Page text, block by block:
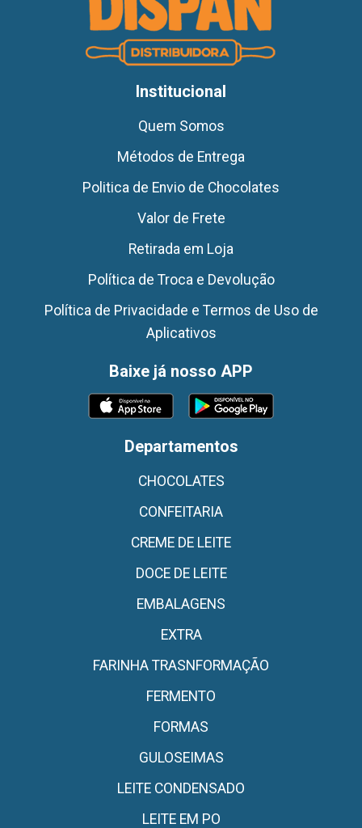
Institucional
Quem Somos
Métodos de Entrega
Politica de Envio de Chocolates
Valor de Frete
Retirada em Loja
Política de Troca e Devolução
Política de Privacidade e Termos de Uso de
Aplicativos
Baixe já nosso APP
Departamentos
CHOCOLATES
CONFEITARIA
CREME DE LEITE
DOCE DE LEITE
EMBALAGENS
EXTRA
FARINHA TRASNFORMAÇÃO
FERMENTO
FORMAS
GULOSEIMAS
LEITE CONDENSADO
LEITE EM PO